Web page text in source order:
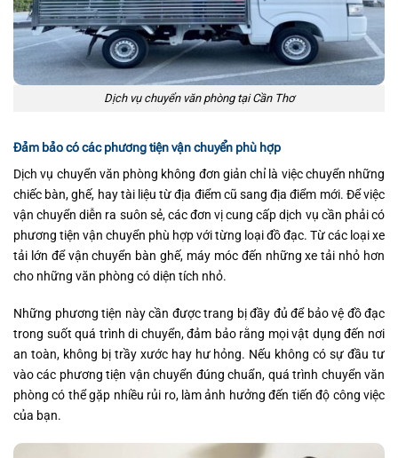
Dịch vụ chuyển văn phòng tại Cần Thơ
Đảm bảo có các phương tiện vận chuyển phù hợp
Dịch vụ chuyển văn phòng không đơn giản chỉ là việc chuyển những
chiếc bàn, ghế, hay tài liệu từ địa điểm cũ sang địa điểm mới. Để việc
vận chuyển diễn ra suôn sẻ, các đơn vị cung cấp dịch vụ cần phải có
phương tiện vận chuyển phù hợp với từng loại đồ đạc. Từ các loại xe
tải lớn để vận chuyển bàn ghế, máy móc đến những xe tải nhỏ hơn
cho những văn phòng có diện tích nhỏ.
Những phương tiện này cần được trang bị đầy đủ để bảo vệ đồ đạc
trong suốt quá trình di chuyển, đảm bảo rằng mọi vật dụng đến nơi
an toàn, không bị trầy xước hay hư hỏng. Nếu không có sự đầu tư
vào các phương tiện vận chuyển đúng chuẩn, quá trình chuyển văn
phòng có thể gặp nhiều rủi ro, làm ảnh hưởng đến tiến độ công việc
của bạn.